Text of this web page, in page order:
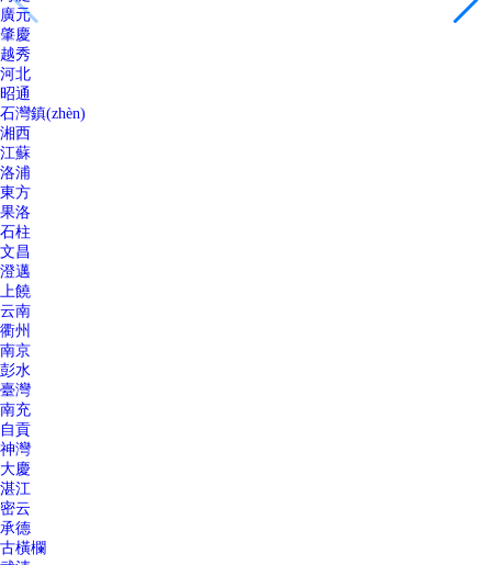
廣元
肇慶
越秀
河北
昭通
石灣鎮(zhèn)
湘西
江蘇
洛浦
東方
果洛
石柱
文昌
澄邁
上饒
云南
衢州
南京
彭水
臺灣
南充
自貢
神灣
大慶
湛江
密云
承德
古橫欄